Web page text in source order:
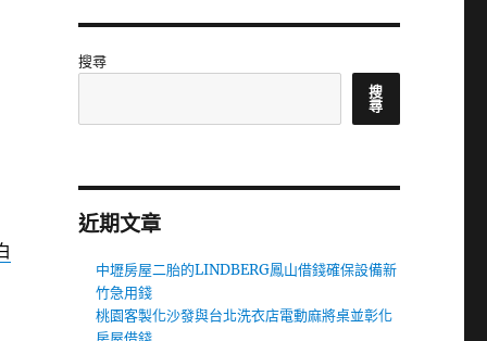
搜尋
搜
尋
近期文章
中壢房屋二胎的LINDBERG鳳山借錢確保設備新
竹急用錢
桃園客製化沙發與台北洗衣店電動麻將桌並彰化